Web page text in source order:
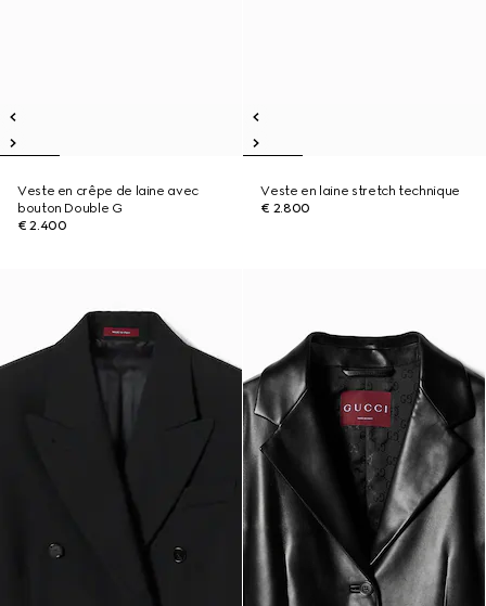
Veste en crêpe de laine avec
bouton Double G
€ 2.400
Veste en laine stretch technique
€ 2.800